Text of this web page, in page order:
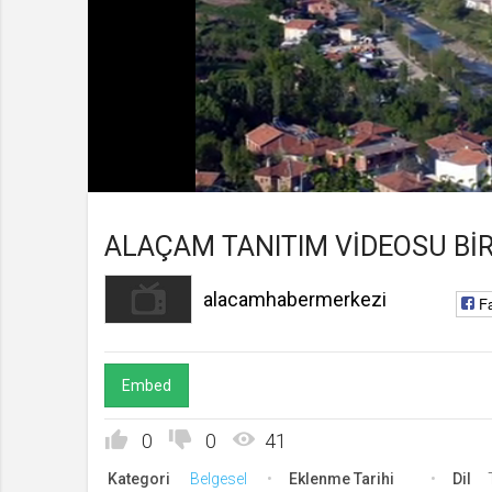
Süre / Toplam
alacamhabermerkezi
Kanala Katıl
ALAÇAM TANITIM VİDEOSU BİR
alacamhabermerkezi
Embed
0 0 41
Kategori Belgesel Eklenme Tarihi Dil